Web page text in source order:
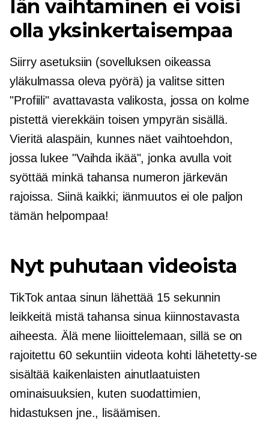
Iän vaihtaminen ei voisi
olla yksinkertaisempaa
Siirry asetuksiin (sovelluksen oikeassa
yläkulmassa oleva pyörä) ja valitse sitten
"Profiili" avattavasta valikosta, jossa on kolme
pistettä vierekkäin toisen ympyrän sisällä.
Vieritä alaspäin, kunnes näet vaihtoehdon,
jossa lukee "Vaihda ikää", jonka avulla voit
syöttää minkä tahansa numeron järkevän
rajoissa. Siinä kaikki; iänmuutos ei ole paljon
tämän helpompaa!
Nyt puhutaan videoista
TikTok antaa sinun lähettää 15 sekunnin
leikkeitä mistä tahansa sinua kiinnostavasta
aiheesta. Älä mene liioittelemaan, sillä se on
rajoitettu 60 sekuntiin videota kohti lähetetty-se
sisältää kaikenlaisten ainutlaatuisten
ominaisuuksien, kuten suodattimien,
hidastuksen jne., lisäämisen.